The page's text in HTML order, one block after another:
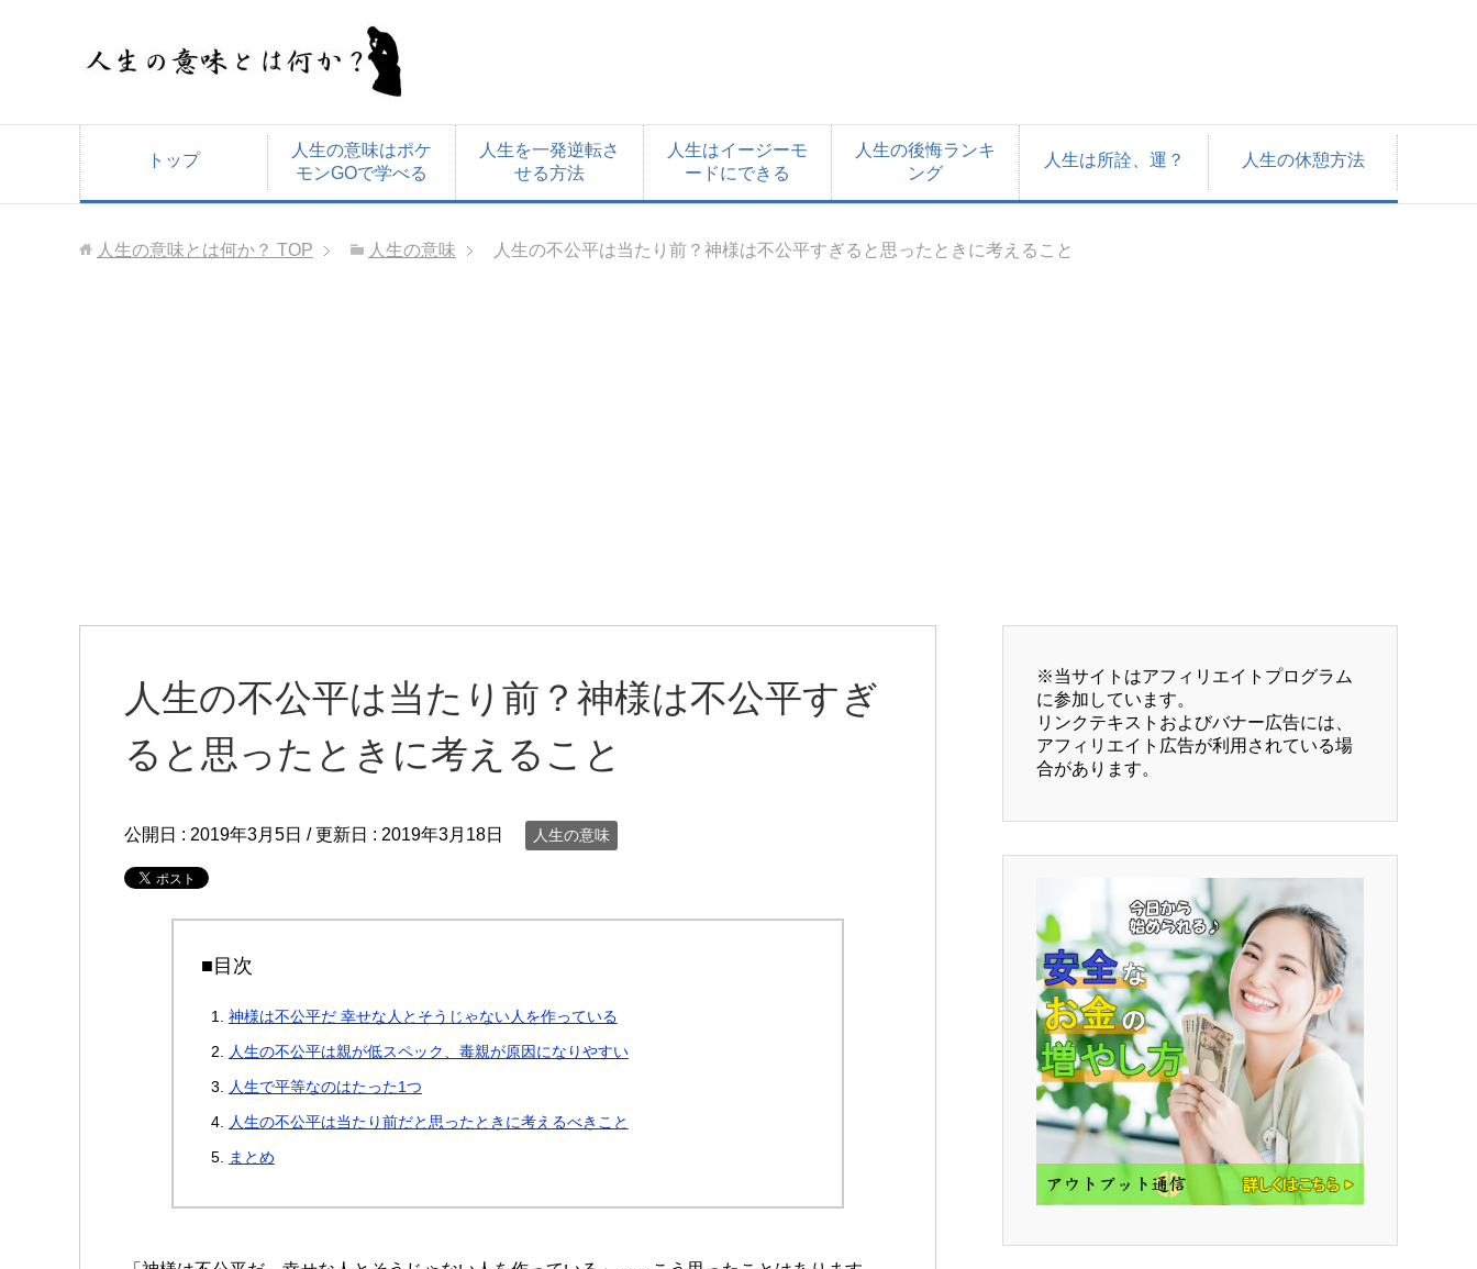
トップ
人生の意味はポケ
モンGOで学べる
人生を一発逆転さ
せる方法
人生はイージーモ
ードにできる
人生の後悔ランキ
ング
人生は所詮、運？ 人生の休憩方法
人生の意味とは何か？ TOP 人生の意味 人生の不公平は当たり前？神様は不公平すぎると思ったときに考えること
人生の不公平は当たり前？神様は不公平すぎ
ると思ったときに考えること
公開日 : 2019年3月5日 / 更新日 : 2019年3月18日 人生の意味
■目次
神様は不公平だ 幸せな人とそうじゃない人を作っている
人生の不公平は親が低スペック、毒親が原因になりやすい
人生で平等なのはたった1つ
人生の不公平は当たり前だと思ったときに考えるべきこと
まとめ
※当サイトはアフィリエイトプログラム
に参加しています。
リンクテキストおよびバナー広告には、
アフィリエイト広告が利用されている場
合があります。